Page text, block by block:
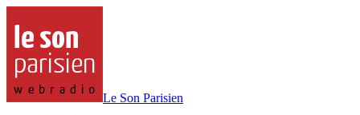
Le Son Parisien